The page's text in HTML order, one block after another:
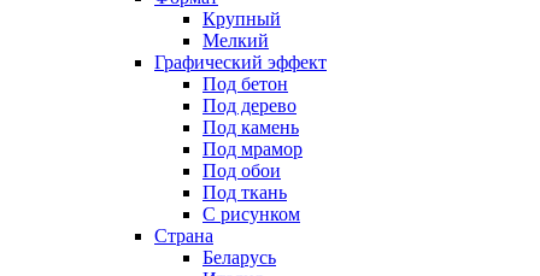
Крупный
Мелкий
Графический эффект
Под бетон
Под дерево
Под камень
Под мрамор
Под обои
Под ткань
С рисунком
Страна
Беларусь